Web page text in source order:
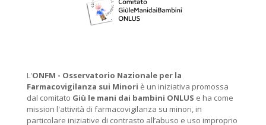
L'ONFM - Osservatorio Nazionale per la
Farmacovigilanza sui Minori è un iniziativa promossa
dal comitato Giù le mani dai bambini ONLUS e ha come
mission l'attività di farmacovigilanza su minori, in
particolare iniziative di contrasto all’abuso e uso improprio